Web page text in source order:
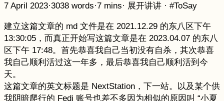
7 April 2023·3038 words·7 mins· 展开讲讲 · #ToSay
建立这篇文章的 md 文件是在 2021.12.29 的东八区下午
13:30:05，而真正开始写这篇文章是在 2023.04.07 的东八
区下午 17:48。首先恭喜我自己当初没有自杀，其次恭喜
我自己顺利活过这一年多，最后恭喜我自己顺利活到今
天。
这篇文章的英文标题是 NextStation，下一站。以及某个供
我阴暗爬行的 Fedi 账号也差不多因为相似的原因叫 “小夏